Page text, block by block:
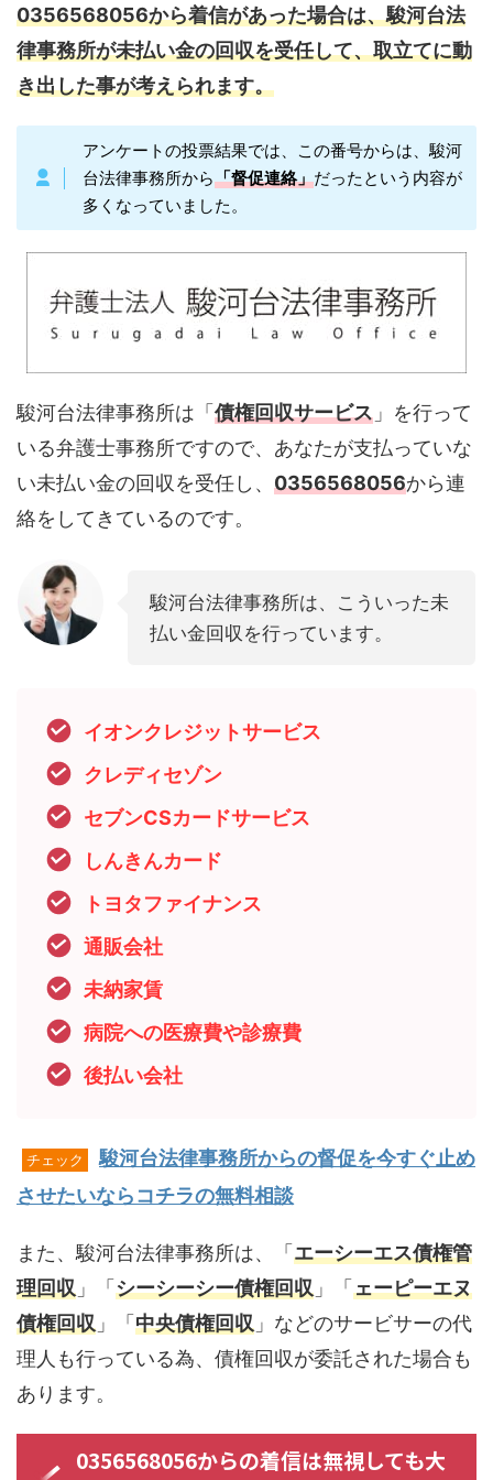
0356568056から着信があった場合は、駿河台法
律事務所が未払い金の回収を受任して、取立てに動
き出した事が考えられます。
アンケートの投票結果では、この番号からは、駿河
台法律事務所から「督促連絡」だったという内容が
多くなっていました。
駿河台法律事務所は「 債権回収サービス 」を行って
いる弁護士事務所ですので、あなたが支払っていな
い未払い金の回収を受任し、 0356568056から連
絡をしてきているのです。
駿河台法律事務所は、こういった未
払い金回収を行っています。
イオンクレジットサービス
クレディセゾン
セブンCSカードサービス
しんきんカード
トヨタファイナンス
通販会社
未納家賃
病院への医療費や診療費
後払い会社
チェック
駿河台法律事務所からの督促を今すぐ止め
させたいならコチラの無料相談
また、駿河台法律事務所は、「 エーシーエス債権管
理回収 」「 シーシーシー債権回収 」「 ェーピーエヌ
債権回収 」「 中央債権回収 」などのサービサーの代
理人も行っている為、債権回収が委託された場合も
あります。
0356568056からの着信は無視しても大